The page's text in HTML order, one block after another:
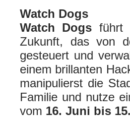
Watch Dogs
Watch Dogs führt
Zukunft, das von
gesteuert und
einem brillanten
manipulierst die
Familie und nutze
vom 16. Juni bis